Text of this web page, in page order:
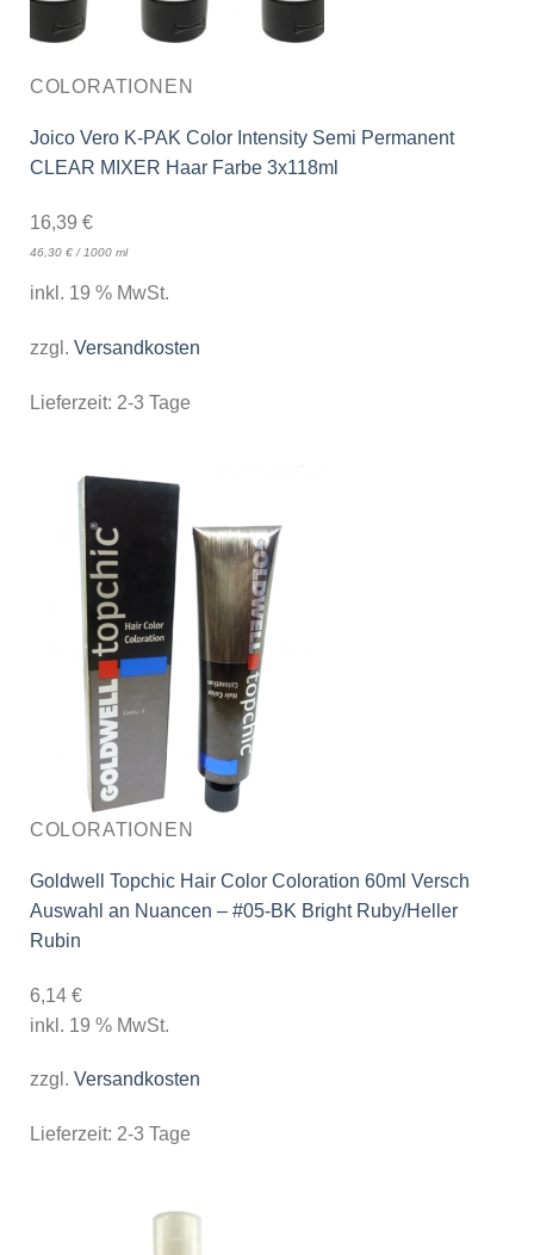
COLORATIONEN
Joico Vero K-PAK Color Intensity Semi Permanent
CLEAR MIXER Haar Farbe 3x118ml
16,39 €
46,30 €/ 1000 ml
inkl. 19 % MwSt.
zzgl. Versandkosten
Lieferzeit: 2-3 Tage
COLORATIONEN
Goldwell Topchic Hair Color Coloration 60ml Versch
Auswahl an Nuancen – #05-BK Bright Ruby/Heller
Rubin
6,14 €
inkl. 19 % MwSt.
zzgl. Versandkosten
Lieferzeit: 2-3 Tage